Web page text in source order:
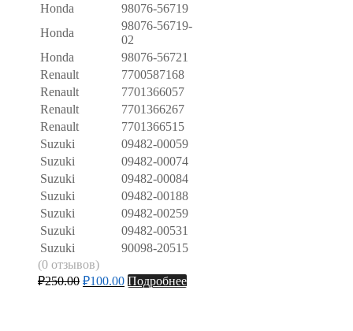
Honda
98076-56719
Honda
98076-56719-
02
Honda
98076-56721
Renault
7700587168
Renault
7701366057
Renault
7701366267
Renault
7701366515
Suzuki
09482-00059
Suzuki
09482-00074
Suzuki
09482-00084
Suzuki
09482-00188
Suzuki
09482-00259
Suzuki
09482-00531
Suzuki
90098-20515
(0 отзывов)
₽250.00 ₽100.00 Подробнее